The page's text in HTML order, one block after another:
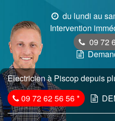
du lundi au
Intervention
09 72
Electricien à Piscop depuis
09 72 62 56 56*